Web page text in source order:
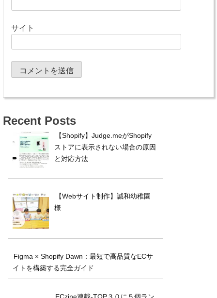
サイト
Recent Posts
【Shopify】Judge.meがShopify
ストアに表示されない場合の原因
と対応方法
【Webサイト制作】誠和幼稚園
様
Figma × Shopify Dawn：最短で高品質なECサ
イトを構築する完全ガイド